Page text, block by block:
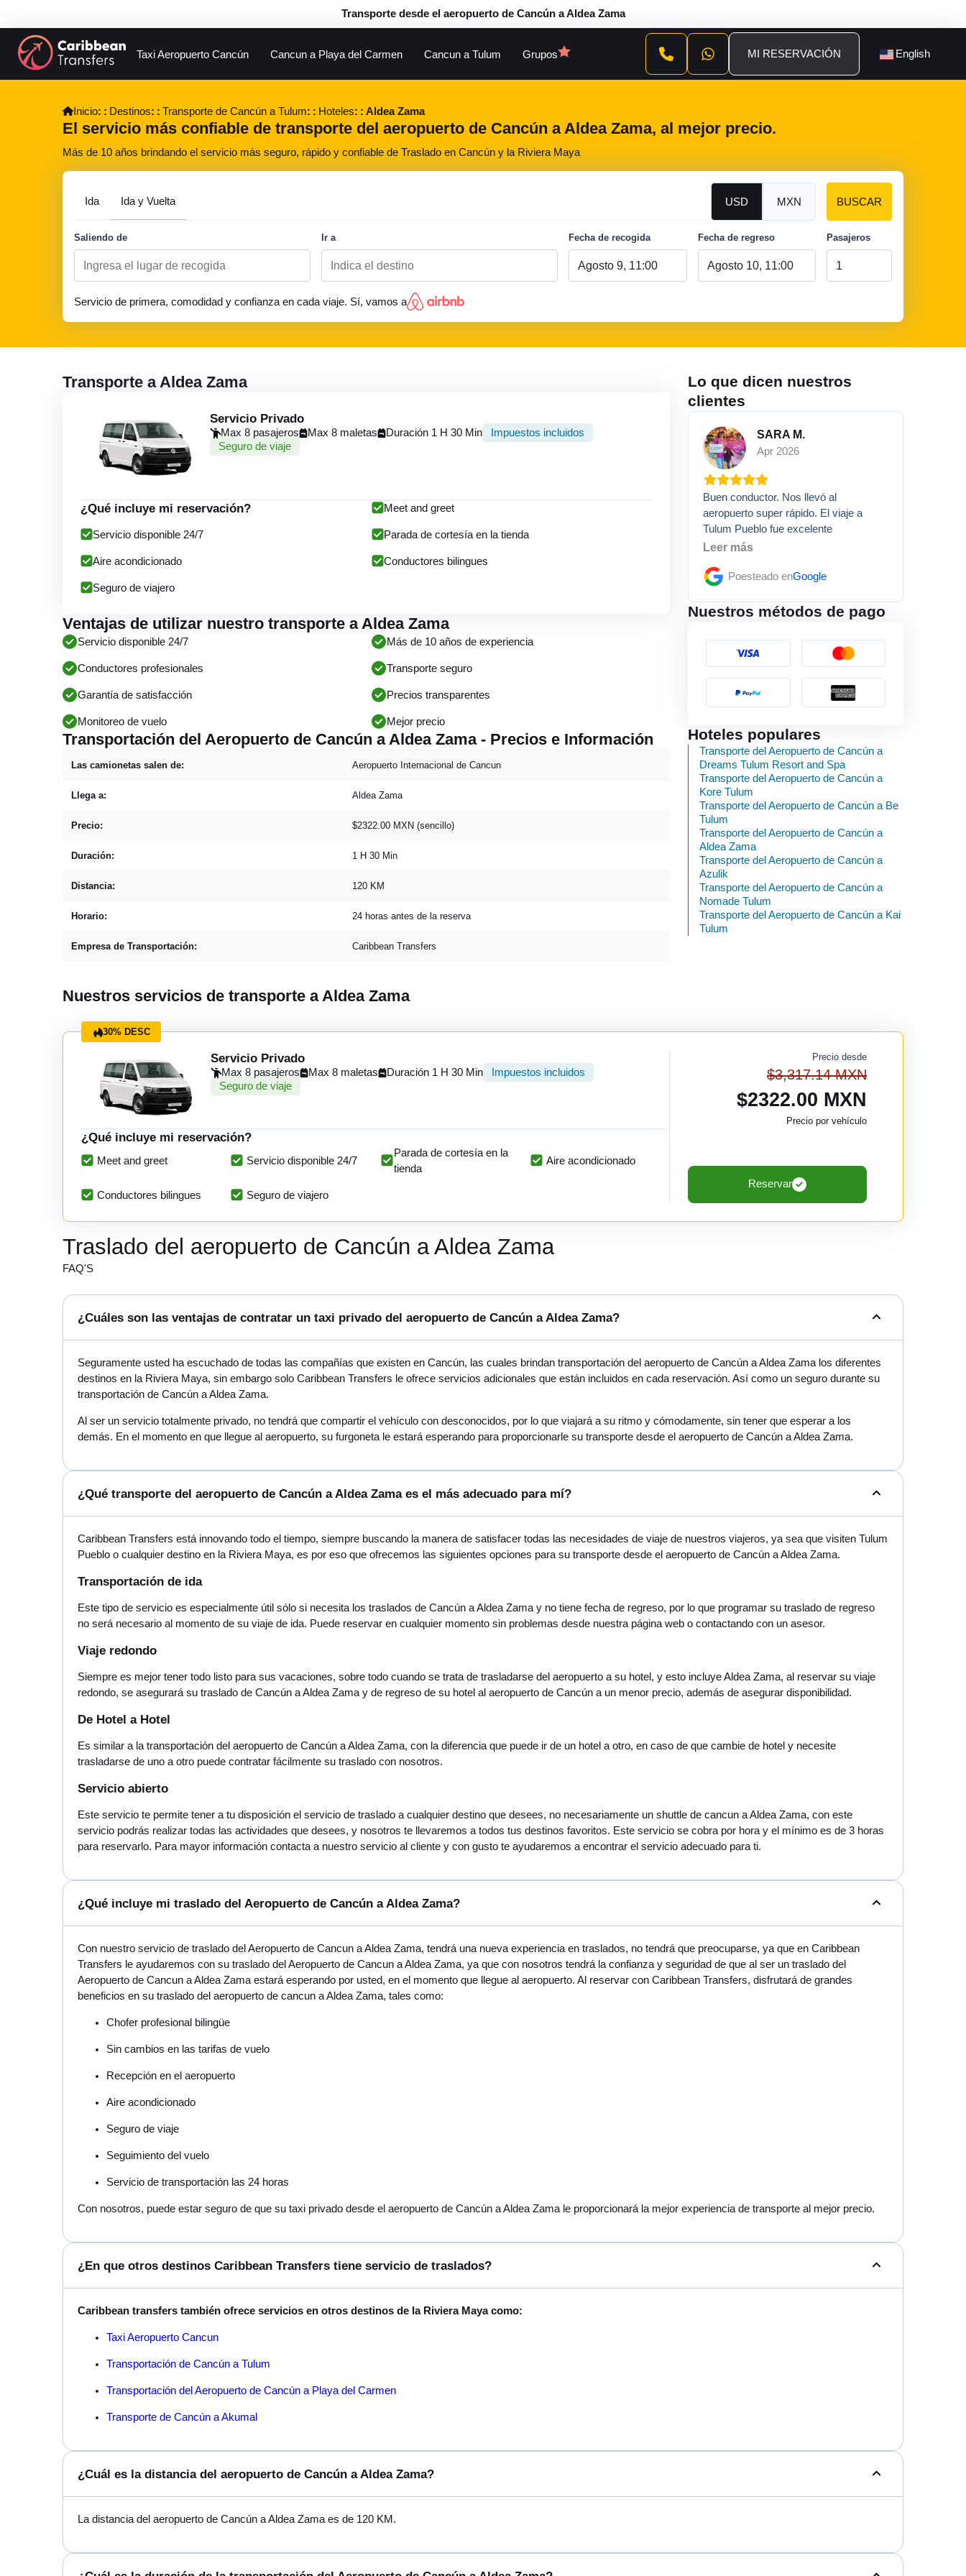
Transporte desde el aeropuerto de Cancún a Aldea Zama
Taxi Aeropuerto Cancún Cancun a Playa del Carmen Cancun a Tulum Grupos MI RESERVACIÓN English
Inicio Destinos Transporte de Cancún a Tulum Hoteles Aldea Zama
El servicio más confiable de transporte del aeropuerto de Cancún a Aldea Zama, al mejor precio.
Más de 10 años brindando el servicio más seguro, rápido y confiable de Traslado en Cancún y la Riviera Maya
Ida Ida y Vuelta USD MXN
Saliendo de Ir a Fecha de recogida Fecha de regreso Pasajeros
BUSCAR
Servicio de primera, comodidad y confianza en cada viaje. Sí, vamos a
Transporte a Aldea Zama
Servicio Privado
Max 8 pasajeros Max 8 maletas Duración 1 H 30 Min
Impuestos incluidos
Seguro de viaje
¿Qué incluye mi reservación? Meet and greet
Servicio disponible 24/7 Parada de cortesía en la tienda
Aire acondicionado Conductores bilingues
Seguro de viajero
Ventajas de utilizar nuestro transporte a Aldea Zama
Servicio disponible 24/7 Más de 10 años de experiencia
Conductores profesionales Transporte seguro
Garantía de satisfacción Precios transparentes
Monitoreo de vuelo Mejor precio
Transportación del Aeropuerto de Cancún a Aldea Zama - Precios e Información
Las camionetas salen de: Aeropuerto Internacional de Cancun
Llega a: Aldea Zama
Precio: $2322.00 MXN (sencillo)
Duración: 1 H 30 Min
Distancia: 120 KM
Horario: 24 horas antes de la reserva
Empresa de Transportación: Caribbean Transfers
Lo que dicen nuestros
clientes
SARA M.
Apr 2026
Buen conductor. Nos llevó al
aeropuerto super rápido. El viaje a
Tulum Pueblo fue excelente
Leer más
Poesteado enGoogle
Nuestros métodos de pago
Hoteles populares
Transporte del Aeropuerto de Cancún a
Dreams Tulum Resort and Spa
Transporte del Aeropuerto de Cancún a
Kore Tulum
Transporte del Aeropuerto de Cancún a Be
Tulum
Transporte del Aeropuerto de Cancún a
Aldea Zama
Transporte del Aeropuerto de Cancún a
Azulik
Transporte del Aeropuerto de Cancún a
Nomade Tulum
Transporte del Aeropuerto de Cancún a Kai
Tulum
Nuestros servicios de transporte a Aldea Zama
30% DESC
Servicio Privado
Max 8 pasajeros Max 8 maletas Duración 1 H 30 Min
Impuestos incluidos
Seguro de viaje
¿Qué incluye mi reservación?
Meet and greet Servicio disponible 24/7
Parada de cortesía en la
tienda
Aire acondicionado
Conductores bilingues Seguro de viajero
Precio desde
$3,317.14 MXN
$2322.00 MXN
Precio por vehículo
Reservar
Traslado del aeropuerto de Cancún a Aldea Zama
FAQ'S
¿Cuáles son las ventajas de contratar un taxi privado del aeropuerto de Cancún a Aldea Zama?
Seguramente usted ha escuchado de todas las compañías que existen en Cancún, las cuales brindan transportación del aeropuerto de Cancún a Aldea Zama los diferentes
destinos en la Riviera Maya, sin embargo solo Caribbean Transfers le ofrece servicios adicionales que están incluidos en cada reservación. Así como un seguro durante su
transportación de Cancún a Aldea Zama.
Al ser un servicio totalmente privado, no tendrá que compartir el vehículo con desconocidos, por lo que viajará a su ritmo y cómodamente, sin tener que esperar a los
demás. En el momento en que llegue al aeropuerto, su furgoneta le estará esperando para proporcionarle su transporte desde el aeropuerto de Cancún a Aldea Zama.
¿Qué transporte del aeropuerto de Cancún a Aldea Zama es el más adecuado para mí?
Caribbean Transfers está innovando todo el tiempo, siempre buscando la manera de satisfacer todas las necesidades de viaje de nuestros viajeros, ya sea que visiten Tulum
Pueblo o cualquier destino en la Riviera Maya, es por eso que ofrecemos las siguientes opciones para su transporte desde el aeropuerto de Cancún a Aldea Zama.
Transportación de ida
Este tipo de servicio es especialmente útil sólo si necesita los traslados de Cancún a Aldea Zama y no tiene fecha de regreso, por lo que programar su traslado de regreso
no será necesario al momento de su viaje de ida. Puede reservar en cualquier momento sin problemas desde nuestra página web o contactando con un asesor.
Viaje redondo
Siempre es mejor tener todo listo para sus vacaciones, sobre todo cuando se trata de trasladarse del aeropuerto a su hotel, y esto incluye Aldea Zama, al reservar su viaje
redondo, se asegurará su traslado de Cancún a Aldea Zama y de regreso de su hotel al aeropuerto de Cancún a un menor precio, además de asegurar disponibilidad.
De Hotel a Hotel
Es similar a la transportación del aeropuerto de Cancún a Aldea Zama, con la diferencia que puede ir de un hotel a otro, en caso de que cambie de hotel y necesite
trasladarse de uno a otro puede contratar fácilmente su traslado con nosotros.
Servicio abierto
Este servicio te permite tener a tu disposición el servicio de traslado a cualquier destino que desees, no necesariamente un shuttle de cancun a Aldea Zama, con este
servicio podrás realizar todas las actividades que desees, y nosotros te llevaremos a todos tus destinos favoritos. Este servicio se cobra por hora y el mínimo es de 3 horas
para reservarlo. Para mayor información contacta a nuestro servicio al cliente y con gusto te ayudaremos a encontrar el servicio adecuado para ti.
¿Qué incluye mi traslado del Aeropuerto de Cancún a Aldea Zama?
Con nuestro servicio de traslado del Aeropuerto de Cancun a Aldea Zama, tendrá una nueva experiencia en traslados, no tendrá que preocuparse, ya que en Caribbean
Transfers le ayudaremos con su traslado del Aeropuerto de Cancun a Aldea Zama, ya que con nosotros tendrá la confianza y seguridad de que al ser un traslado del
Aeropuerto de Cancun a Aldea Zama estará esperando por usted, en el momento que llegue al aeropuerto. Al reservar con Caribbean Transfers, disfrutará de grandes
beneficios en su traslado del aeropuerto de cancun a Aldea Zama, tales como:
Chofer profesional bilingüe
Sin cambios en las tarifas de vuelo
Recepción en el aeropuerto
Aire acondicionado
Seguro de viaje
Seguimiento del vuelo
Servicio de transportación las 24 horas
Con nosotros, puede estar seguro de que su taxi privado desde el aeropuerto de Cancún a Aldea Zama le proporcionará la mejor experiencia de transporte al mejor precio.
¿En que otros destinos Caribbean Transfers tiene servicio de traslados?
Caribbean transfers también ofrece servicios en otros destinos de la Riviera Maya como:
Taxi Aeropuerto Cancun
Transportación de Cancún a Tulum
Transportación del Aeropuerto de Cancún a Playa del Carmen
Transporte de Cancún a Akumal
¿Cuál es la distancia del aeropuerto de Cancún a Aldea Zama?
La distancia del aeropuerto de Cancún a Aldea Zama es de 120 KM.